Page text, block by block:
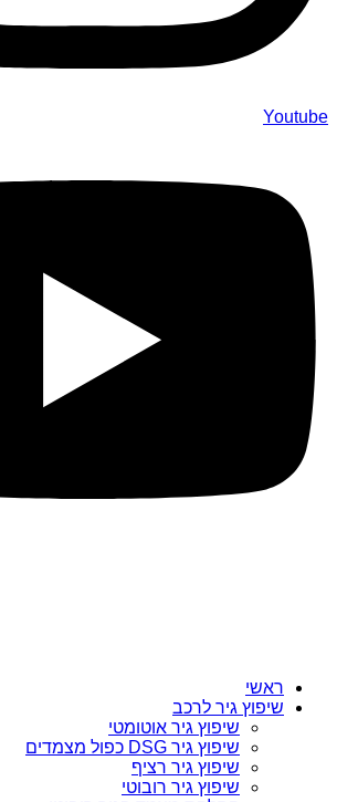
Youtube
ראשי
שיפוץ גיר לרכב
שיפוץ גיר אוטומטי
שיפוץ גיר DSG כפול מצמדים
שיפוץ גיר רציף
שיפוץ גיר רובוטי